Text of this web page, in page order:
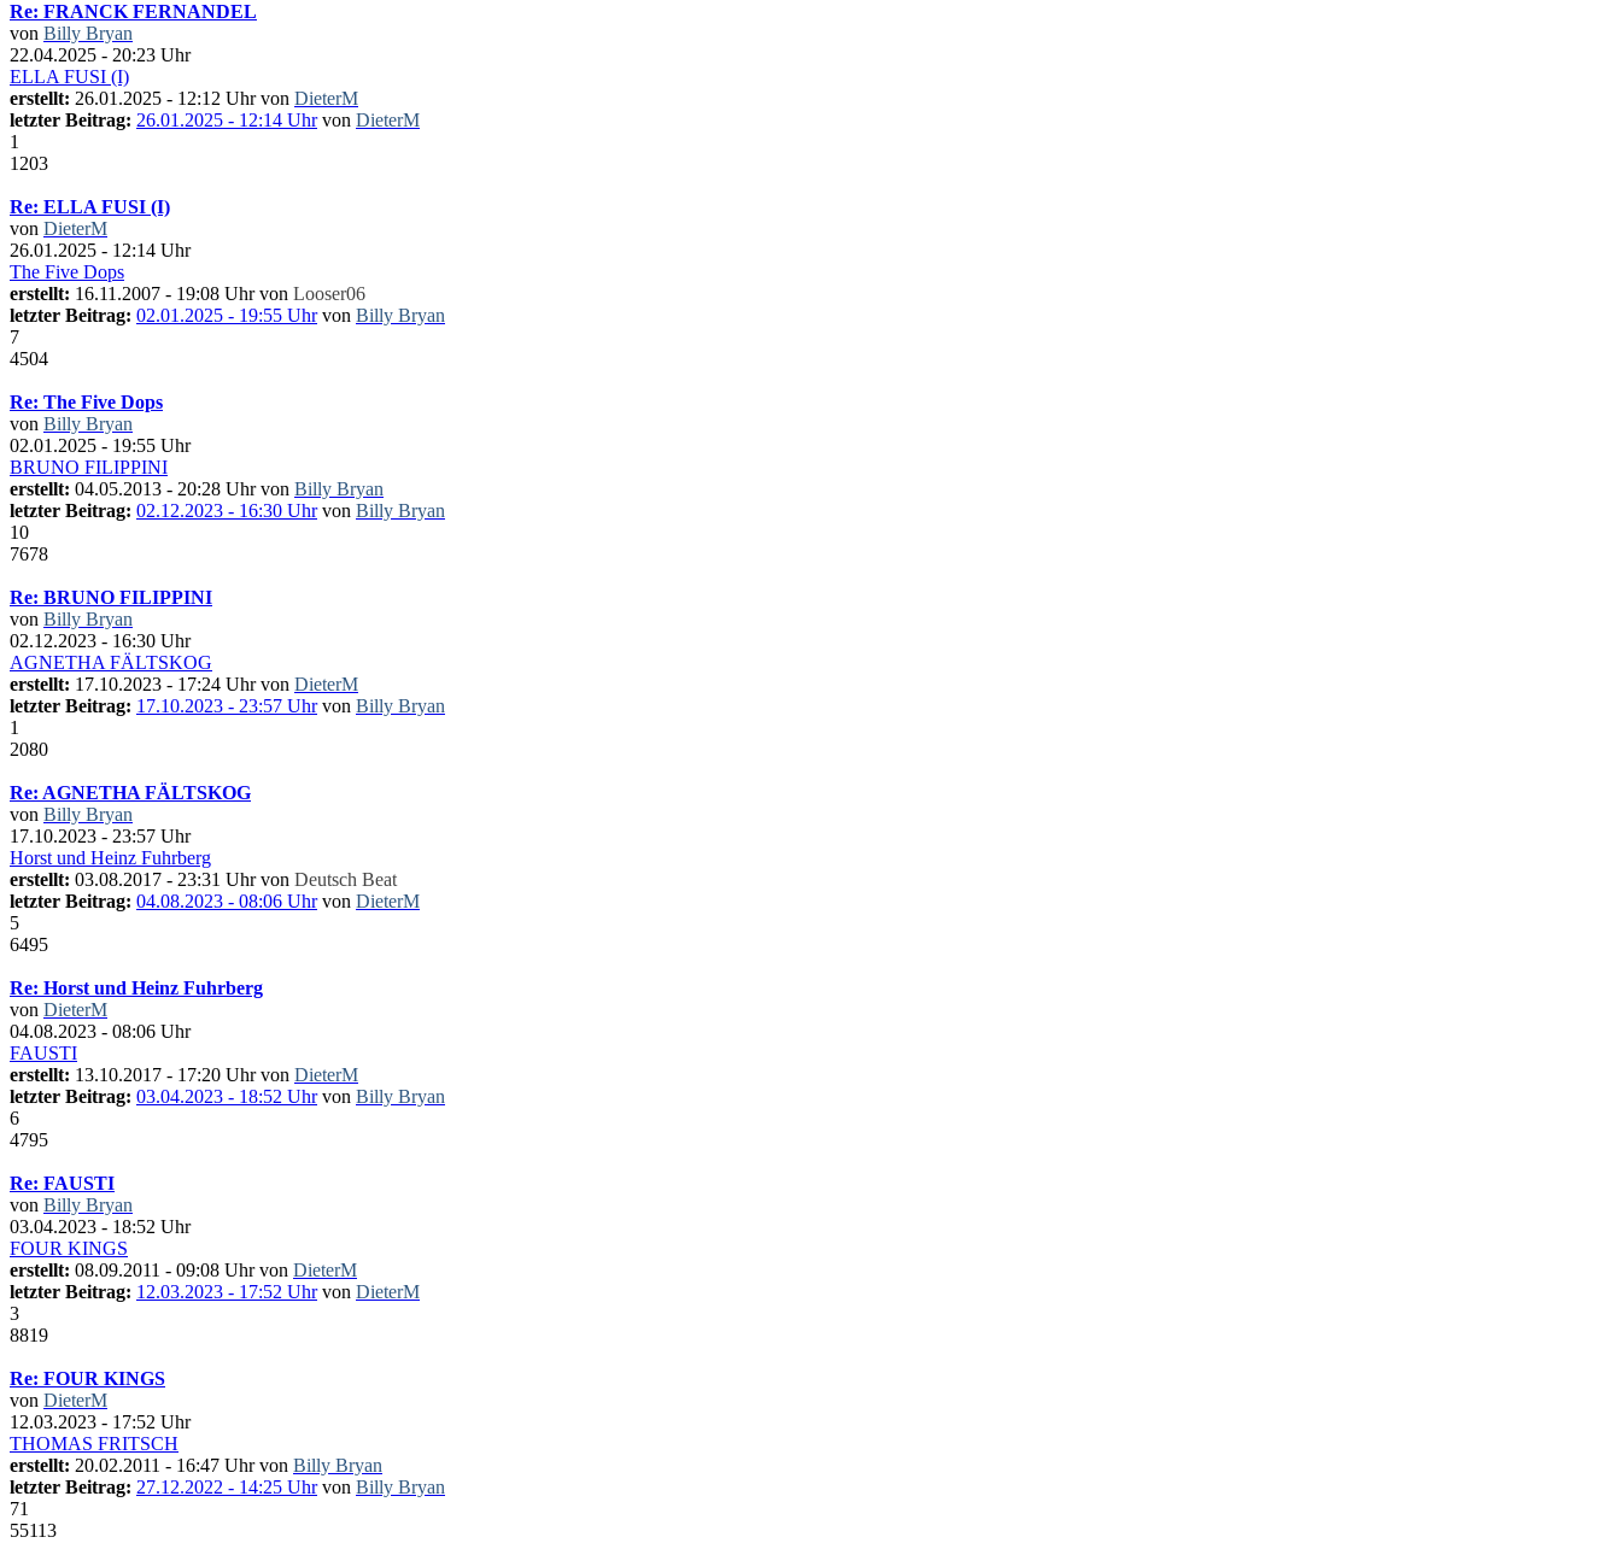
Re: FRANCK FERNANDEL
von Billy Bryan
22.04.2025 - 20:23 Uhr
ELLA FUSI (I)
erstellt: 26.01.2025 - 12:12 Uhr von DieterM
letzter Beitrag: 26.01.2025 - 12:14 Uhrvon DieterM
1
1203
Re: ELLA FUSI (I)
von DieterM
26.01.2025 - 12:14 Uhr
The Five Dops
erstellt: 16.11.2007 - 19:08 Uhr von Looser06
letzter Beitrag: 02.01.2025 - 19:55 Uhrvon Billy Bryan
7
4504
Re: The Five Dops
von Billy Bryan
02.01.2025 - 19:55 Uhr
BRUNO FILIPPINI
erstellt: 04.05.2013 - 20:28 Uhr von Billy Bryan
letzter Beitrag: 02.12.2023 - 16:30 Uhrvon Billy Bryan
10
7678
Re: BRUNO FILIPPINI
von Billy Bryan
02.12.2023 - 16:30 Uhr
AGNETHA FÄLTSKOG
erstellt: 17.10.2023 - 17:24 Uhr von DieterM
letzter Beitrag: 17.10.2023 - 23:57 Uhrvon Billy Bryan
1
2080
Re: AGNETHA FÄLTSKOG
von Billy Bryan
17.10.2023 - 23:57 Uhr
Horst und Heinz Fuhrberg
erstellt: 03.08.2017 - 23:31 Uhr von Deutsch Beat
letzter Beitrag: 04.08.2023 - 08:06 Uhrvon DieterM
5
6495
Re: Horst und Heinz Fuhrberg
von DieterM
04.08.2023 - 08:06 Uhr
FAUSTI
erstellt: 13.10.2017 - 17:20 Uhr von DieterM
letzter Beitrag: 03.04.2023 - 18:52 Uhrvon Billy Bryan
6
4795
Re: FAUSTI
von Billy Bryan
03.04.2023 - 18:52 Uhr
FOUR KINGS
erstellt: 08.09.2011 - 09:08 Uhr von DieterM
letzter Beitrag: 12.03.2023 - 17:52 Uhrvon DieterM
3
8819
Re: FOUR KINGS
von DieterM
12.03.2023 - 17:52 Uhr
THOMAS FRITSCH
erstellt: 20.02.2011 - 16:47 Uhr von Billy Bryan
letzter Beitrag: 27.12.2022 - 14:25 Uhrvon Billy Bryan
71
55113